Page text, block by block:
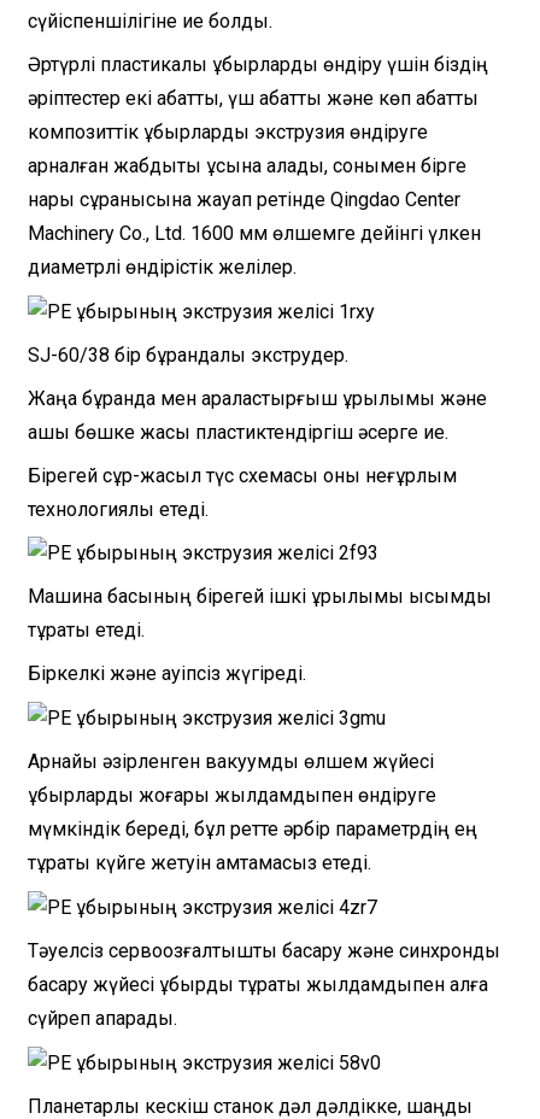
сүйіспеншілігіне ие болды.
Әртүрлі пластикалық құбырларды өндіру үшін біздің
әріптестер екі қабатты, үш қабатты және көп қабатты
композиттік құбырларды экструзия өндіруге
арналған жабдықты ұсына алады, сонымен бірге
нарық сұранысына жауап ретінде Qingdao Center
Machinery Co., Ltd. 1600 мм өлшемге дейінгі үлкен
диаметрлі өндірістік желілер.
SJ-60/38 бір бұрандалы экструдер.
Жаңа бұранда мен араластырғыш құрылымы және
ашық бөшке жақсы пластиктендіргіш әсерге ие.
Бірегей сұр-жасыл түс схемасы оны неғұрлым
технологиялық етеді.
Машина басының бірегей ішкі құрылымы қысымды
тұрақты етеді.
Біркелкі және қауіпсіз жүгіреді.
Арнайы әзірленген вакуумдық өлшем жүйесі
құбырларды жоғары жылдамдықпен өндіруге
мүмкіндік береді, бұл ретте әрбір параметрдің ең
тұрақты күйге жетуін қамтамасыз етеді.
Тәуелсіз сервоқозғалтқышты басқару және синхронды
басқару жүйесі құбырды тұрақты жылдамдықпен алға
сүйреп апарады.
Планетарлық кескіш станок дәл дәлдікке, шаңды